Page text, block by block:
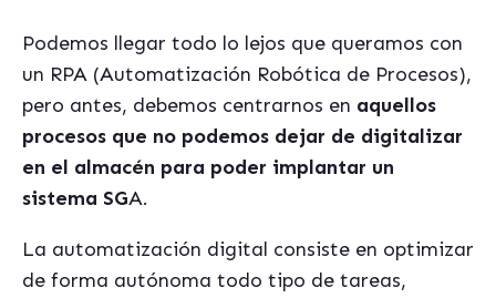
Podemos llegar todo lo lejos que queramos con
un RPA (Automatización Robótica de Procesos),
pero antes, debemos centrarnos en aquellos
procesos que no podemos dejar de digitalizar
en el almacén para poder implantar un
sistema SGA.
La automatización digital consiste en optimizar
de forma autónoma todo tipo de tareas,